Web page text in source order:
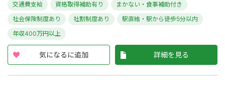
交通費支給
資格取得補助有り
まかない・食事補助付き
社会保険制度あり
社割制度あり
駅直結・駅から徒歩5分以内
年収400万円以上
気になるに追加 詳細を見る